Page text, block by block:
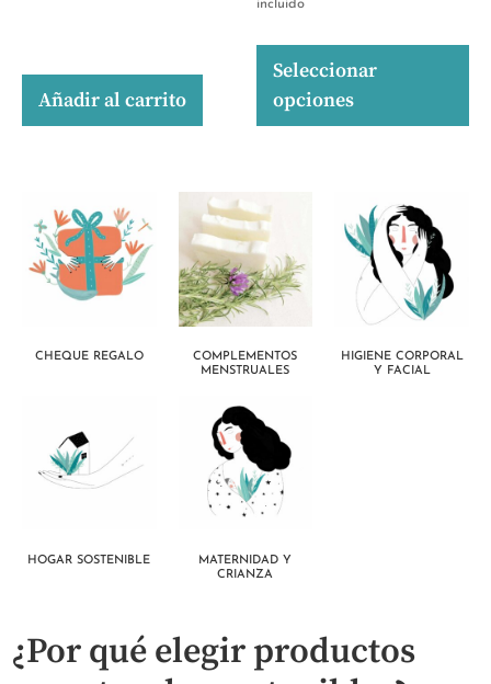
Añadir al carrito
incluido
Seleccionar
opciones
CHEQUE REGALO
COMPLEMENTOS
MENSTRUALES
HIGIENE CORPORAL
Y FACIAL
HOGAR SOSTENIBLE
MATERNIDAD Y
CRIANZA
¿Por qué elegir productos